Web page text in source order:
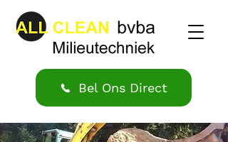
Bel Ons Direct